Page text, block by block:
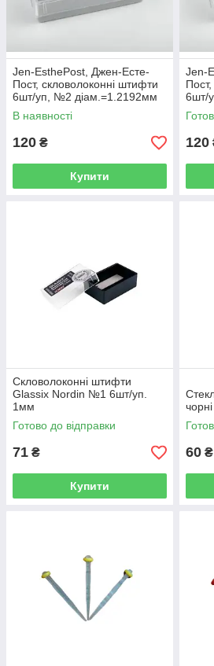
Jen-EsthePost, Джен-Есте-
Пост, скловолоконні штифти
6шт/уп, №2 діам.=1.2192мм
(Джендентал)
В наявності
120 ₴
Купити
Jen-
6шт/
120
Скловолоконні штифти
Glassix Nordin №1 6шт/уп.
1мм
Готово до відправки
71 ₴
Купити
60 ₴